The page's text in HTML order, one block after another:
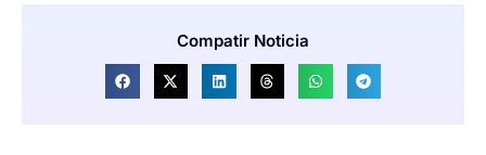
Compatir Noticia